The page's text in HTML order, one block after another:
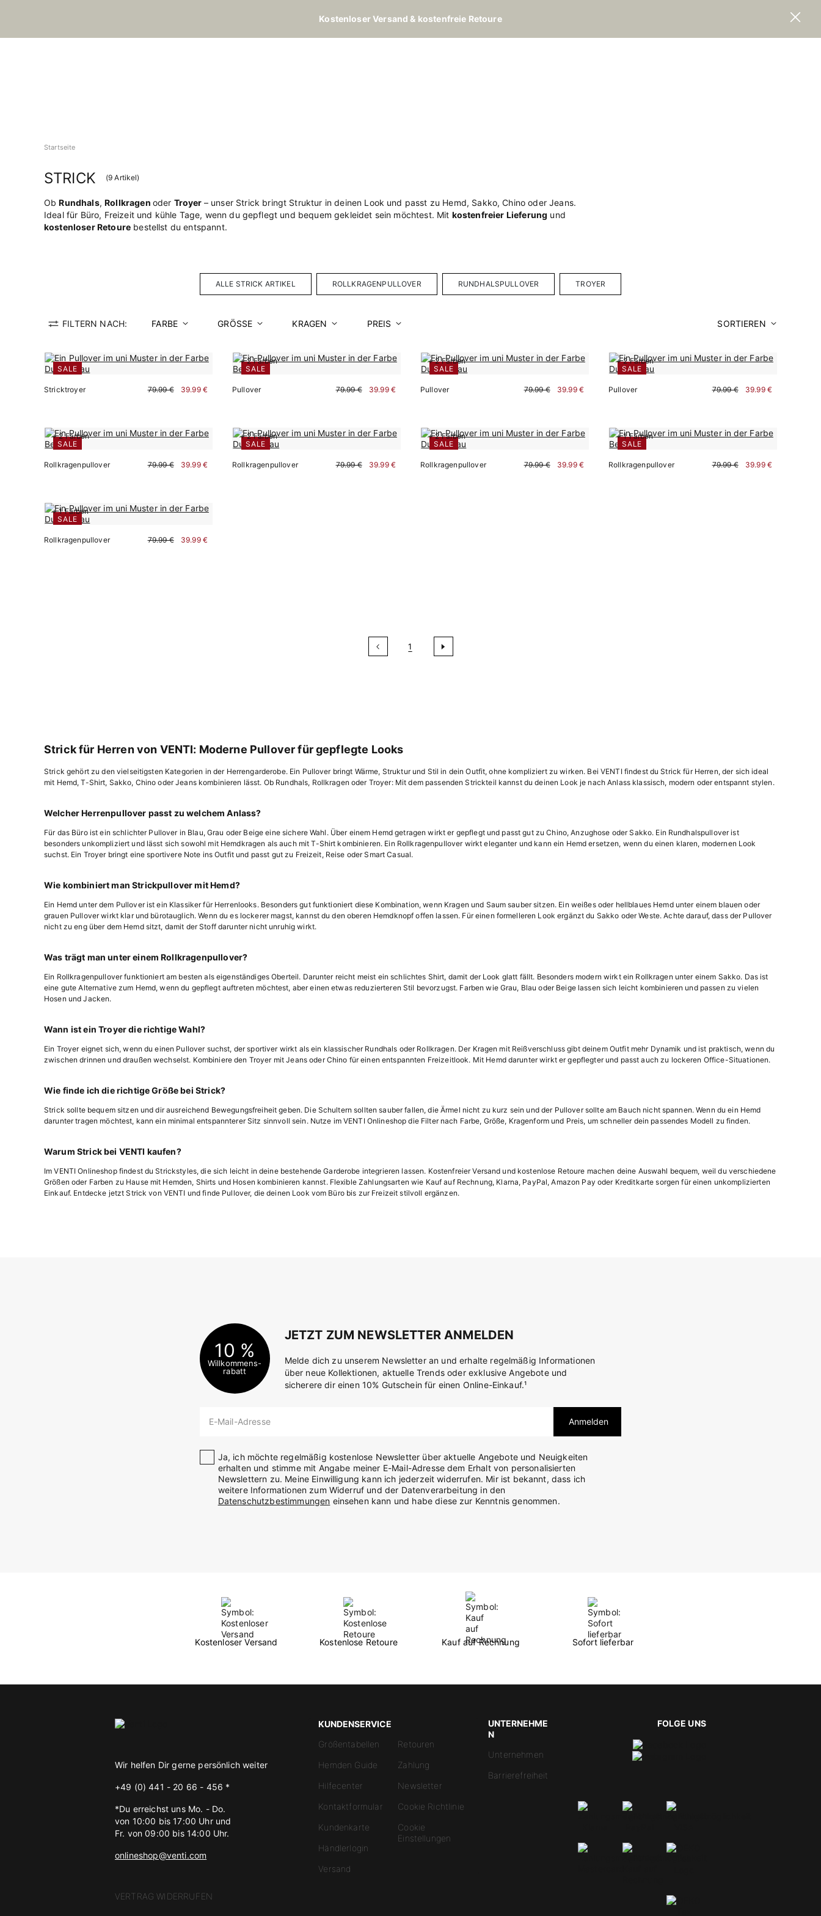
Kostenloser Versand & kostenfreie Retoure
Startseite
STRICK (9 Artikel)
ObRundhals,Rollkragen oder Troyer – unser Strick bringt Struktur in deinen Look und passt zu Hemd, Sakko, Chino oder Jeans.
Ideal für Büro, Freizeit und kühle Tage, wenn du gepflegt und bequem gekleidet sein möchtest. Mit kostenfreier Lieferung und
kostenloser Retoure bestellst du entspannt.
ALLE STRICK ARTIKEL ROLLKRAGENPULLOVER RUNDHALSPULLOVER TROYER
FILTERN NACH: FARBE GRÖSSE KRAGEN PREIS SORTIEREN
SALE
Stricktroyer 79.99 € 39.99 €
SALE
+ 2 Farben
Pullover 79.99 € 39.99 €
SALE
+ 2 Farben
Pullover 79.99 € 39.99 €
SALE
+ 2 Farben
Pullover 79.99 € 39.99 €
SALE
+ 2 Farben
Rollkragenpullover 79.99 € 39.99 €
SALE
+ 2 Farben
Rollkragenpullover 79.99 € 39.99 €
SALE
+ 2 Farben
Rollkragenpullover 79.99 € 39.99 €
SALE
+ 1 Farben
Rollkragenpullover 79.99 € 39.99 €
SALE
+ 1 Farben
Rollkragenpullover 79.99 € 39.99 €
1
Strick für Herren von VENTI: Moderne Pullover für gepflegte Looks
Strick gehört zu den vielseitigsten Kategorien in der Herrengarderobe. Ein Pullover bringt Wärme, Struktur und Stil in dein Outfit, ohne kompliziert zu wirken. Bei VENTI findest du Strick für Herren, der sich ideal
mit Hemd, T-Shirt, Sakko, Chino oder Jeans kombinieren lässt. Ob Rundhals, Rollkragen oder Troyer: Mit dem passenden Strickteil kannst du deinen Look je nach Anlass klassisch, modern oder entspannt stylen.
Welcher Herrenpullover passt zu welchem Anlass?
Für das Büro ist ein schlichter Pullover in Blau, Grau oder Beige eine sichere Wahl. Über einem Hemd getragen wirkt er gepflegt und passt gut zu Chino, Anzughose oder Sakko. Ein Rundhalspullover ist
besonders unkompliziert und lässt sich sowohl mit Hemdkragen als auch mit T-Shirt kombinieren. Ein Rollkragenpullover wirkt eleganter und kann ein Hemd ersetzen, wenn du einen klaren, modernen Look
suchst. Ein Troyer bringt eine sportivere Note ins Outfit und passt gut zu Freizeit, Reise oder Smart Casual.
Wie kombiniert man Strickpullover mit Hemd?
Ein Hemd unter dem Pullover ist ein Klassiker für Herrenlooks. Besonders gut funktioniert diese Kombination, wenn Kragen und Saum sauber sitzen. Ein weißes oder hellblaues Hemd unter einem blauen oder
grauen Pullover wirkt klar und bürotauglich. Wenn du es lockerer magst, kannst du den oberen Hemdknopf offen lassen. Für einen formelleren Look ergänzt du Sakko oder Weste. Achte darauf, dass der Pullover
nicht zu eng über dem Hemd sitzt, damit der Stoff darunter nicht unruhig wirkt.
Was trägt man unter einem Rollkragenpullover?
Ein Rollkragenpullover funktioniert am besten als eigenständiges Oberteil. Darunter reicht meist ein schlichtes Shirt, damit der Look glatt fällt. Besonders modern wirkt ein Rollkragen unter einem Sakko. Das ist
eine gute Alternative zum Hemd, wenn du gepflegt auftreten möchtest, aber einen etwas reduzierteren Stil bevorzugst. Farben wie Grau, Blau oder Beige lassen sich leicht kombinieren und passen zu vielen
Hosen und Jacken.
Wann ist ein Troyer die richtige Wahl?
Ein Troyer eignet sich, wenn du einen Pullover suchst, der sportiver wirkt als ein klassischer Rundhals oder Rollkragen. Der Kragen mit Reißverschluss gibt deinem Outfit mehr Dynamik und ist praktisch, wenn du
zwischen drinnen und draußen wechselst. Kombiniere den Troyer mit Jeans oder Chino für einen entspannten Freizeitlook. Mit Hemd darunter wirkt er gepflegter und passt auch zu lockeren Office-Situationen.
Wie finde ich die richtige Größe bei Strick?
Strick sollte bequem sitzen und dir ausreichend Bewegungsfreiheit geben. Die Schultern sollten sauber fallen, die Ärmel nicht zu kurz sein und der Pullover sollte am Bauch nicht spannen. Wenn du ein Hemd
darunter tragen möchtest, kann ein minimal entspannterer Sitz sinnvoll sein. Nutze im VENTI Onlineshop die Filter nach Farbe, Größe, Kragenform und Preis, um schneller dein passendes Modell zu finden.
Warum Strick bei VENTI kaufen?
Im VENTI Onlineshop findest du Strickstyles, die sich leicht in deine bestehende Garderobe integrieren lassen. Kostenfreier Versand und kostenlose Retoure machen deine Auswahl bequem, weil du verschiedene
Größen oder Farben zu Hause mit Hemden, Shirts und Hosen kombinieren kannst. Flexible Zahlungsarten wie Kauf auf Rechnung, Klarna, PayPal, Amazon Pay oder Kreditkarte sorgen für einen unkomplizierten
Einkauf. Entdecke jetzt Strick von VENTI und finde Pullover, die deinen Look vom Büro bis zur Freizeit stilvoll ergänzen.
10 %
Willkommens-
rabatt
JETZT ZUM NEWSLETTER ANMELDEN
Melde dich zu unserem Newsletter an und erhalte regelmäßig Informationen
über neue Kollektionen, aktuelle Trends oder exklusive Angebote und
sicherere dir einen 10% Gutschein für einen Online-Einkauf.¹
E-Mail-Adresse Anmelden
Ja, ich möchte regelmäßig kostenlose Newsletter über aktuelle Angebote und Neuigkeiten
erhalten und stimme mit Angabe meiner E-Mail-Adresse dem Erhalt von personalisierten
Newslettern zu. Meine Einwilligung kann ich jederzeit widerrufen. Mir ist bekannt, dass ich
weitere Informationen zum Widerruf und der Datenverarbeitung in den
Datenschutzbestimmungen einsehen kann und habe diese zur Kenntnis genommen.
Kostenloser Versand Kostenlose Retoure Kauf auf Rechnung Sofort lieferbar
Wir helfen Dir gerne persönlich weiter
+49 (0) 441 - 20 66 - 456 *
*Du erreichst uns Mo. - Do.
von 10:00 bis 17:00 Uhr und
Fr. von 09:00 bis 14:00 Uhr.
onlineshop@venti.com
VERTRAG WIDERRUFEN
KUNDENSERVICE
Größentabellen
Hemden Guide
Hilfecenter
Kontaktformular
Kundenkarte
Händlerlogin
Versand
Retouren
Zahlung
Newsletter
Cookie Richtlinie
Cookie
Einstellungen
UNTERNEHME
N
Unternehmen
Barrierefreiheit
FOLGE UNS